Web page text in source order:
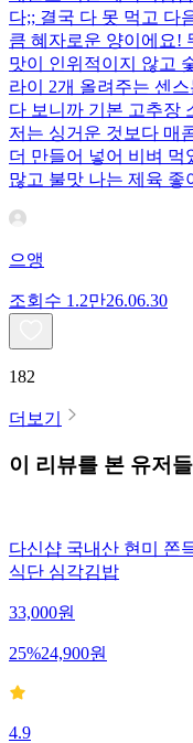
다;; 결국 다 못 먹고 다
큼 혜자로운 양이에요!
맛이 인위적이지 않고
라이 2개 올려주는 센
다 보니까 기본 고추장
저는 싱거운 것보다 매
더 만들어 넣어 비벼
많고 불맛 나는 제육
으앵
조회수 1.2만26.06.30
182
더보기
이 리뷰를 본 유저
다신샵 국내산 현미 쫀
식단 심각김밥
33,000원
25%24,900원
4.9